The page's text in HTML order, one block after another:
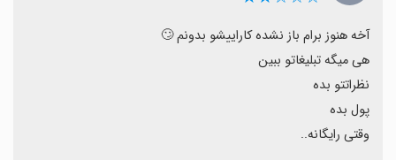
دسترسی مداوم به سرویس‌ها از سوی کاربران پیشنهاد
می‌شود.
وقتی رایگانه..